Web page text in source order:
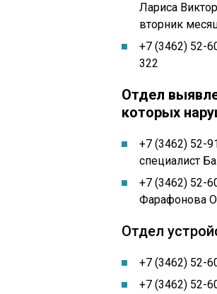
Лариса
вторник
+7 (3462) 52-
322
Отдел
которых
+7 (3462) 52-
специалист
+7 (3462) 52-
Фарафонова
Отдел
+7 (3462) 52-
+7 (3462) 52-